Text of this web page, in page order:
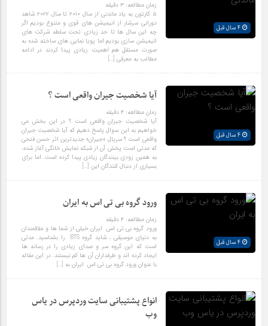
زمان مطالعه:۳ دقیقه
۵ کارتون به یاد ماندنی از سال ۲۰۱۰ تا سال ۲۰۲۲ شاهد
دورانی سرشار از انیمیشن های قوی و متنوع بودیم اگر
چه این سال ها تا حد زیادی تحت سلطه شرکت های
انیمیشن سازی بودیم اما پویا نمایی های ساخته شده به
صورت مستقل هم اهمیت زیادی پیدا کردند در ادامه
مطالب به معرفی […]
آیا شخصیت جیران واقعی است ؟
زمان مطالعه:۴ دقیقه
آیا شخصیت جیران واقعی است ؟ در این بخش می
خواهیم به این سوال پاسخ دهیم که آیا شخصیت جیران
واقعی است ؟ سریال «جیران» جدیدترین اثر حسن فتحی
که مدتی است پخش آن از شبکه نمایش خانگی آغاز شده،
به همین زودی بینندگان زیادی پیدا کرده است. اما برای
بسیاری از دنبال کنندگان این […]
ورود گروه بی تی اس به ایران
زمان مطالعه:۴ دقیقه
ورود گروه بی تی اس ایران خیلی از شما ها و علاقمندان
به دنیای موسیقی ، شاید گروه BTS را بشناسید. مدتی
است که این گروه سر و صدای زیادی را در رسانه ها
ایجاد کرده اند و طرفداران آن ها کم نیستند. در این مقاله
با عنوان ورود گروه بی تی اس ایران به […]
انواع پشتیبانی سایت وردپرس در یاس
وب